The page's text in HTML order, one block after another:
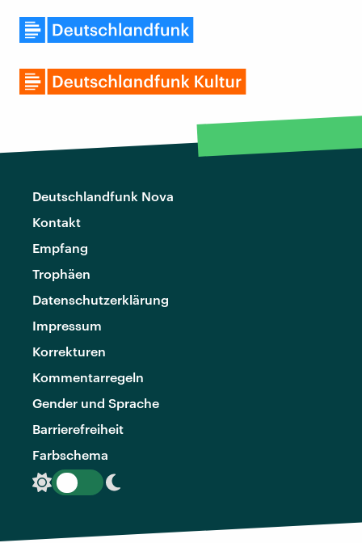
Deutschlandfunk Nova
Kontakt
Empfang
Trophäen
Datenschutzerklärung
Impressum
Korrekturen
Kommentarregeln
Gender und Sprache
Barrierefreiheit
Farbschema